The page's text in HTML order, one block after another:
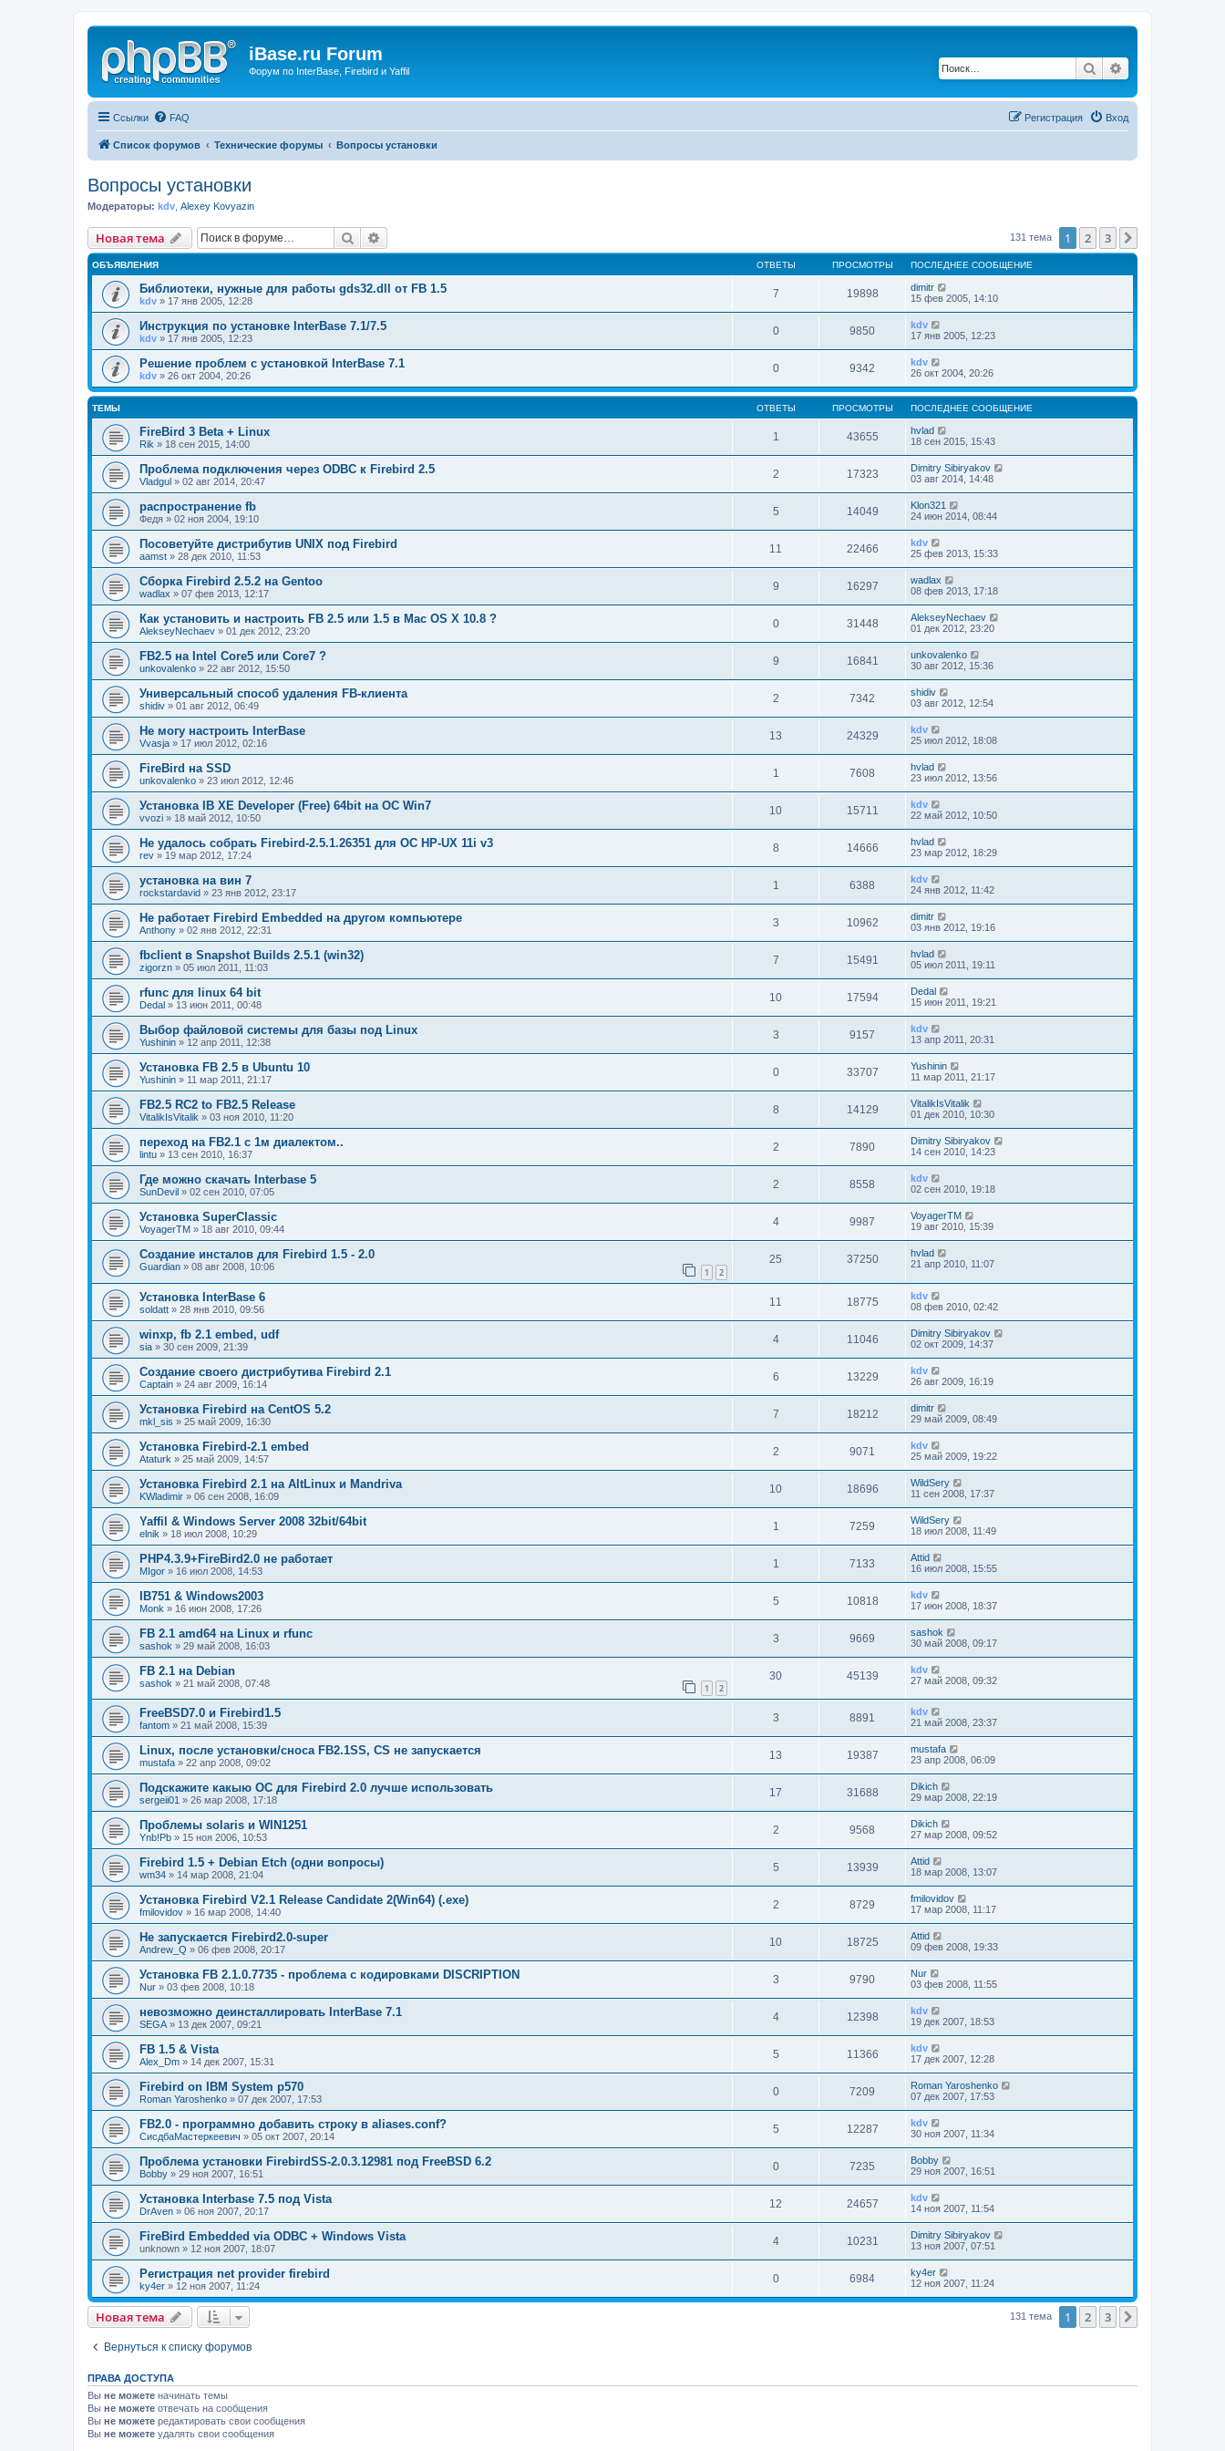
iBase.ru Forum
Форум по InterBase, Firebird и Yaffil Поиск
Ссылки FAQ Вход
Регистрация
Список форумов Технические форумы Вопросы установки
Вопросы установки
Модераторы: kdv Alexey Kovyazin
Новая тема Поиск 131 тема 1 2 3
ОБЪЯВЛЕНИЯ ОТВЕТЫ ПРОСМОТРЫ ПОСЛЕДНЕЕ СООБЩЕНИЕ
Библиотеки, нужные для работы gds32.dll от FB 1.5
kdv » 17 янв 2005, 12:28
7 19898
dimitr
15 фев 2005, 14:10
Инструкция по установке InterBase 7.1/7.5
kdv » 17 янв 2005, 12:23
0 9850
kdv
17 янв 2005, 12:23
Решение проблем с установкой InterBase 7.1
kdv » 26 окт 2004, 20:26
0 9342
kdv
26 окт 2004, 20:26
ТЕМЫ ОТВЕТЫ ПРОСМОТРЫ ПОСЛЕДНЕЕ СООБЩЕНИЕ
FireBird 3 Beta + Linux
Rik » 18 сен 2015, 14:00
1 43655
hvlad
18 сен 2015, 15:43
Проблема подключения через ODBC к Firebird 2.5
Vladgul » 02 авг 2014, 20:47
2 17323
Dimitry Sibiryakov
03 авг 2014, 14:48
распространение fb
Федя » 02 ноя 2004, 19:10
5 14049
Klon321
24 июн 2014, 08:44
Посоветуйте дистрибутив UNIX под Firebird
aamst » 28 дек 2010, 11:53
11 22466
kdv
25 фев 2013, 15:33
Сборка Firebird 2.5.2 на Gentoo
wadlax » 07 фев 2013, 12:17
9 16297
wadlax
08 фев 2013, 17:18
Как установить и настроить FB 2.5 или 1.5 в Mac OS X 10.8 ?
AlekseyNechaev » 01 дек 2012, 23:20
0 31448
AlekseyNechaev
01 дек 2012, 23:20
FB2.5 на Intel Core5 или Core7 ?
unkovalenko » 22 авг 2012, 15:50
9 16841
unkovalenko
30 авг 2012, 15:36
Универсальный способ удаления FB-клиента
shidiv » 01 авг 2012, 06:49
2 7342
shidiv
03 авг 2012, 12:54
Не могу настроить InterBase
Vvasja » 17 июл 2012, 02:16
13 24329
kdv
25 июл 2012, 18:08
FireBird на SSD
unkovalenko » 23 июл 2012, 12:46
1 7608
hvlad
23 июл 2012, 13:56
Установка IB XE Developer (Free) 64bit на ОС Win7
vvozi » 18 май 2012, 10:50
10 15711
kdv
22 май 2012, 10:50
Не удалось собрать Firebird-2.5.1.26351 для ОС HP-UX 11i v3
rev » 19 мар 2012, 17:24
8 14666
hvlad
23 мар 2012, 18:29
установка на вин 7
rockstardavid » 23 янв 2012, 23:17
1 6388
kdv
24 янв 2012, 11:42
Не работает Firebird Embedded на другом компьютере
Anthony » 02 янв 2012, 22:31
3 10962
dimitr
03 янв 2012, 19:16
fbclient в Snapshot Builds 2.5.1 (win32)
zigorzn » 05 июл 2011, 11:03
7 15491
hvlad
05 июл 2011, 19:11
rfunc для linux 64 bit
Dedal » 13 июн 2011, 00:48
10 17594
Dedal
15 июн 2011, 19:21
Выбор файловой системы для базы под Linux
Yushinin » 12 апр 2011, 12:38
3 9157
kdv
13 апр 2011, 20:31
Установка FB 2.5 в Ubuntu 10
Yushinin » 11 мар 2011, 21:17
0 33707
Yushinin
11 мар 2011, 21:17
FB2.5 RC2 to FB2.5 Release
VitalikIsVitalik » 03 ноя 2010, 11:20
8 14129
VitalikIsVitalik
01 дек 2010, 10:30
переход на FB2.1 с 1м диалектом..
lintu » 13 сен 2010, 16:37
2 7890
Dimitry Sibiryakov
14 сен 2010, 14:23
Где можно скачать Interbase 5
SunDevil » 02 сен 2010, 07:05
2 8558
kdv
02 сен 2010, 19:18
Установка SuperClassic
VoyagerTM » 18 авг 2010, 09:44
4 9987
VoyagerTM
19 авг 2010, 15:39
Создание инсталов для Firebird 1.5 - 2.0
Guardian » 08 авг 2008, 10:06 1 2
25 37250
hvlad
21 апр 2010, 11:07
Установка InterBase 6
soldatt » 28 янв 2010, 09:56
11 18775
kdv
08 фев 2010, 02:42
winxp, fb 2.1 embed, udf
sia » 30 сен 2009, 21:39
4 11046
Dimitry Sibiryakov
02 окт 2009, 14:37
Создание своего дистрибутива Firebird 2.1
Captain » 24 авг 2009, 16:14
6 13229
kdv
26 авг 2009, 16:19
Установка Firebird на CentOS 5.2
mkl_sis » 25 май 2009, 16:30
7 18212
dimitr
29 май 2009, 08:49
Установка Firebird-2.1 embed
Ataturk » 25 май 2009, 14:57
2 9071
kdv
25 май 2009, 19:22
Установка Firebird 2.1 на AltLinux и Mandriva
KWladimir » 06 сен 2008, 16:09
10 18696
WildSery
11 сен 2008, 17:37
Yaffil & Windows Server 2008 32bit/64bit
elnik » 18 июл 2008, 10:29
1 7259
WildSery
18 июл 2008, 11:49
PHP4.3.9+FireBird2.0 не работает
MIgor » 16 июл 2008, 14:53
1 7133
Attid
16 июл 2008, 15:55
IB751 & Windows2003
Monk » 16 июн 2008, 17:26
5 10818
kdv
17 июн 2008, 18:37
FB 2.1 amd64 на Linux и rfunc
sashok » 29 май 2008, 16:03
3 9669
sashok
30 май 2008, 09:17
FB 2.1 на Debian
sashok » 21 май 2008, 07:48 1 2
30 45139
kdv
27 май 2008, 09:32
FreeBSD7.0 и Firebird1.5
fantom » 21 май 2008, 15:39
3 8891
kdv
21 май 2008, 23:37
Linux, после установки/сноса FB2.1SS, CS не запускается
mustafa » 22 апр 2008, 09:02
13 19387
mustafa
23 апр 2008, 06:09
Подскажите какыю ОС для Firebird 2.0 лучше использовать
sergeii01 » 26 мар 2008, 17:18
17 31688
Dikich
29 мар 2008, 22:19
Проблемы solaris и WIN1251
Ynb!Pb » 15 ноя 2006, 10:53
2 9568
Dikich
27 мар 2008, 09:52
Firebird 1.5 + Debian Etch (одни вопросы)
wm34 » 14 мар 2008, 21:04
5 13939
Attid
18 мар 2008, 13:07
Установка Firebird V2.1 Release Candidate 2(Win64) (.exe)
fmilovidov » 16 мар 2008, 14:40
2 8729
fmilovidov
17 мар 2008, 11:17
Не запускается Firebird2.0-super
Andrew_Q » 06 фев 2008, 20:17
10 18725
Attid
09 фев 2008, 19:33
Установка FB 2.1.0.7735 - проблема с кодировками DISCRIPTION
Nur » 03 фев 2008, 10:18
3 9790
Nur
03 фев 2008, 11:55
невозможно деинсталлировать InterBase 7.1
SEGA » 13 дек 2007, 09:21
4 12398
kdv
19 дек 2007, 18:53
FB 1.5 & Vista
Alex_Dm » 14 дек 2007, 15:31
5 11366
kdv
17 дек 2007, 12:28
Firebird on IBM System p570
Roman Yaroshenko » 07 дек 2007, 17:53
0 7209
Roman Yaroshenko
07 дек 2007, 17:53
FB2.0 - программно добавить строку в aliases.conf?
СисдбаМастеркеевич » 05 окт 2007, 20:14
5 12287
kdv
30 ноя 2007, 11:34
Проблема установки FirebirdSS-2.0.3.12981 под FreeBSD 6.2
Bobby » 29 ноя 2007, 16:51
0 7235
Bobby
29 ноя 2007, 16:51
Установка Interbase 7.5 под Vista
DrAven » 06 ноя 2007, 20:17
12 24657
kdv
14 ноя 2007, 11:54
FireBird Embedded via ODBC + Windows Vista
unknown » 12 ноя 2007, 18:07
4 10231
Dimitry Sibiryakov
13 ноя 2007, 07:51
Регистрация net provider firebird
ky4er » 12 ноя 2007, 11:24
0 6984
ky4er
12 ноя 2007, 11:24
Новая тема 131 тема 1 2 3
Вернуться к списку форумов
ПРАВА ДОСТУПА
Вы не можете начинать темы
Вы не можете отвечать на сообщения
Вы не можете редактировать свои сообщения
Вы не можете удалять свои сообщения